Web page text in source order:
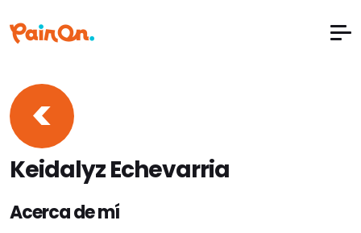
<
Keidalyz Echevarria
Acerca de mí